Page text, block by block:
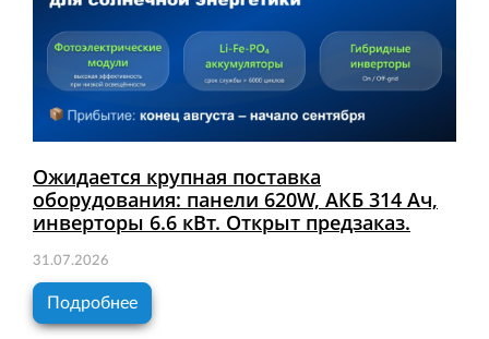
Ожидается крупная поставка
оборудования: панели 620W, АКБ 314 Ач,
инверторы 6.6 кВт. Открыт предзаказ.
31.07.2026
Подробнее